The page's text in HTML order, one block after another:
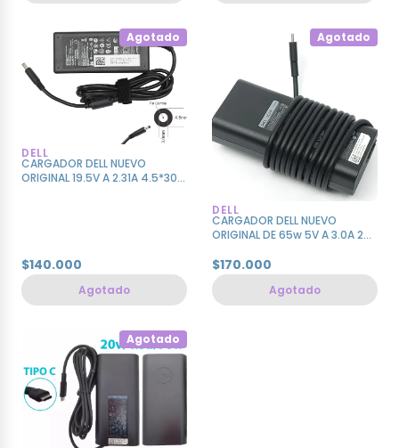
Agotado
DELL
CARGADOR DELL NUEVO
ORIGINAL 19.5V A 2.31A 4.5*30.
$140.000
Agotado
Agotado
DELL
CARGADOR DELL NUEVO
ORIGINAL DE 65w 5V A 3.0A 20V
$170.000
Agotado
Agotado